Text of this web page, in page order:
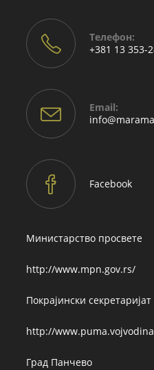
Телефон:
+381 13 353-
Email:
Facebook
Министарство просвете
http://www.mpn.gov.rs/
Покрајински
http://
Град Панчево